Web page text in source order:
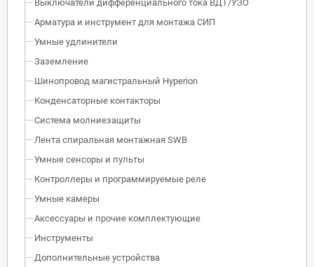
Выключатели дифференциального тока ВДТ/УЗО
Арматура и инструмент для монтажа СИП
Умные удлинители
Заземление
Шинопровод магистральный Hyperion
Конденсаторные контакторы
Система молниезащиты
Лента спиральная монтажная SWB
Умные сенсоры и пульты
Контроллеры и программируемые реле
Умные камеры
Аксессуары и прочие комплектующие
Инструменты
Дополнительные устройства